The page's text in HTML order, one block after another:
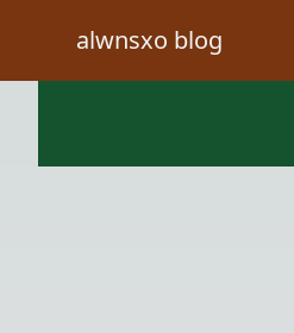
alwnsxo blog